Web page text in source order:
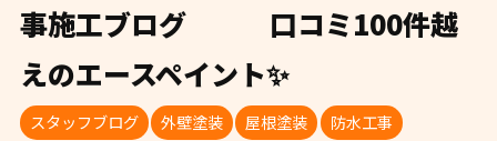
事施工ブログ 口コミ100件越
えのエースペイント✨
スタッフブログ 外壁塗装 屋根塗装
防水工事